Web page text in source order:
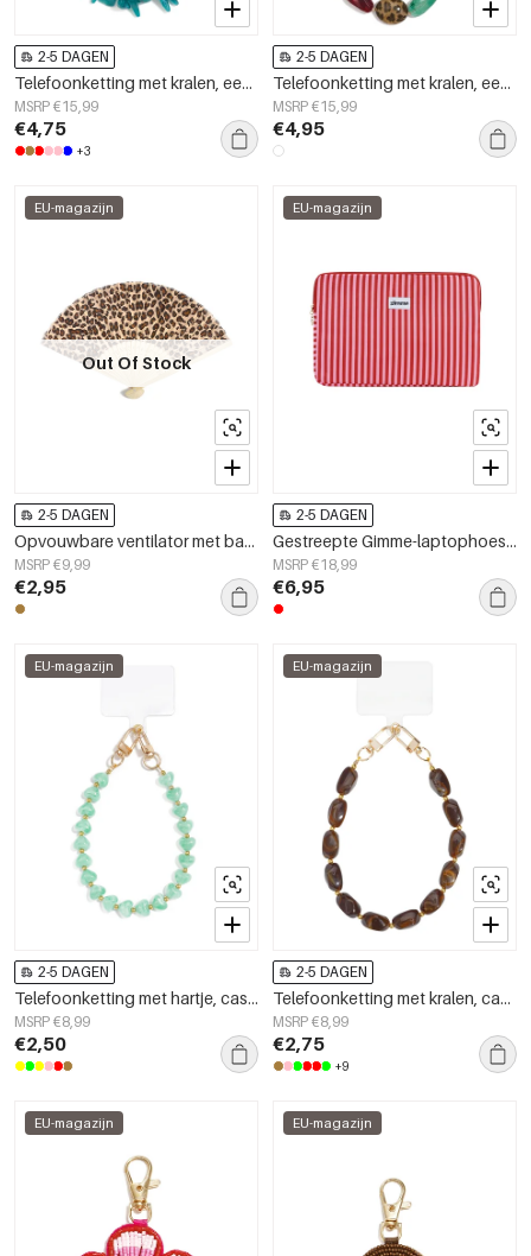
2-5 DAGEN
Telefoonketting met kralen, eenvoudige acryl accessoires voor dagelijks gebruik
MSRP €15,99
€4,75
+3
2-5 DAGEN
Telefoonketting met kralen, eenvoudige acryl accessoires voor dagelijks gebruik
MSRP €15,99
€4,95
EU-magazijn
Out Of Stock
2-5 DAGEN
Opvouwbare ventilator met bamboe accessoires
MSRP €9,99
€2,95
EU-magazijn
2-5 DAGEN
Gestreepte Gimme-laptophoes - 13 inch
MSRP €18,99
€6,95
EU-magazijn
2-5 DAGEN
Telefoonketting met hartje, casual, acryl, dagelijkse accessoires
MSRP €8,99
€2,50
EU-magazijn
2-5 DAGEN
Telefoonketting met kralen, casual acryl, dagelijkse accessoires
MSRP €8,99
€2,75
+9
EU-magazijn EU-magazijn